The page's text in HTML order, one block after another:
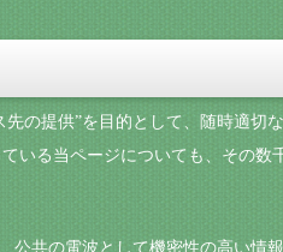
の提供”を目的として、随時適切
いる当ページについても、その数
公共の電波として機密性の高い情